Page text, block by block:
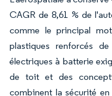
CAGR de 8,61 % de
comme le principal
plastiques renforcés
électriques à batterie
de toit et des
combinent la sécurité